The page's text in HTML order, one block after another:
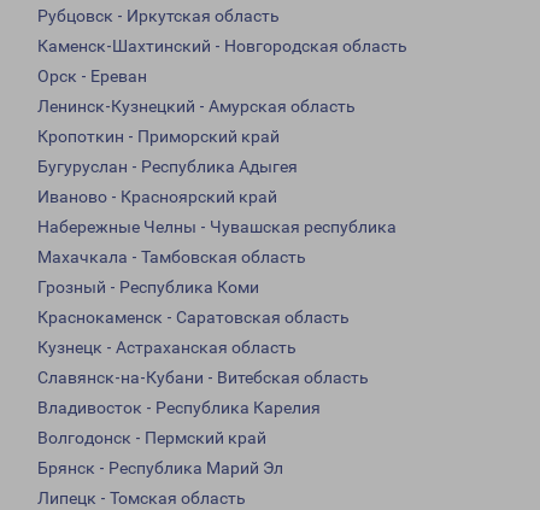
Рубцовск - Иркутская область
Каменск-Шахтинский - Новгородская область
Орск - Ереван
Ленинск-Кузнецкий - Амурская область
Кропоткин - Приморский край
Бугуруслан - Республика Адыгея
Иваново - Красноярский край
Набережные Челны - Чувашская республика
Махачкала - Тамбовская область
Грозный - Республика Коми
Краснокаменск - Саратовская область
Кузнецк - Астраханская область
Славянск-на-Кубани - Витебская область
Владивосток - Республика Карелия
Волгодонск - Пермский край
Брянск - Республика Марий Эл
Липецк - Томская область